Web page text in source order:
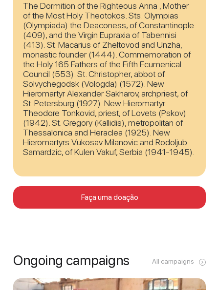
The Dormition of the Righteous Anna , Mother
of the Most Holy Theotokos. Sts. Olympias
(Olympiada) the Deaconess, of Constantinople
(409), and the Virgin Eupraxia of Tabennisi
(413). St. Macarius of Zheltovod and Unzha,
monastic founder (1444). Commemoration of
the Holy 165 Fathers of the Fifth Ecumenical
Council (553). St. Christopher, abbot of
Solvychegodsk (Vologda) (1572). New
Hieromartyr Alexander Sakharov, archpriest, of
St. Petersburg (1927). New Hieromartyr
Theodore Tonkovid, priest, of Lovets (Pskov)
(1942). St. Gregory (Kallidis), metropolitan of
Thessalonica and Heraclea (1925). New
Hieromartyrs Vukosav Milanovic and Rodoljub
Samardzic, of Kulen Vakuf, Serbia (1941-1945).
Faça uma doação
Ongoing campaigns All campaigns